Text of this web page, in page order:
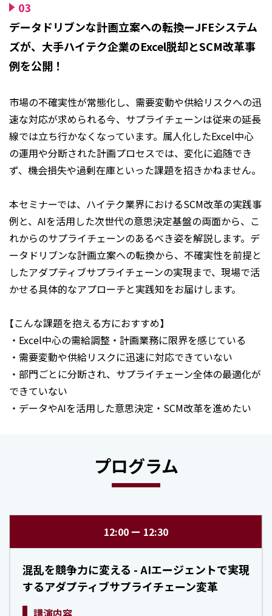
03
データドリブンな計画立案への転換ーJFEシステム
ズが、大手ハイテク企業のExcel脱却とSCM改革事
例を公開！
市場の不確実性が常態化し、需要変動や供給リスクへの迅
速な対応が求められる今、サプライチェーンは従来の延長
線では立ち行かなくなっています。属人化したExcel中心
の運用や分断された計画プロセスでは、変化に追随でき
ず、機会損失や過剰在庫といった課題を招きかねません。
本セミナーでは、ハイテク業界におけるSCM改革の実践事
例と、AIを活用した次世代の意思決定基盤の両面から、こ
れからのサプライチェーンのあるべき姿を解説します。デ
ータドリブンな計画立案への転換から、不確実性を前提と
したアダプティブサプライチェーンの実現まで、現場で活
かせる具体的なアプローチと実践知をお届けします。
【こんな課題を抱える方におすすめ】
・Excel中心の需給調整・計画業務に限界を感じている
・需要変動や供給リスクに迅速に対応できていない
・部門ごとに分断され、サプライチェーン全体の最適化が
できていない
・データやAIを活用した意思決定・SCM改革を進めたい
プログラム
12:00 12:30
混乱を競争力に変える - AIエージェントで実現
するアダプティブサプライチェーン変革
講演内容